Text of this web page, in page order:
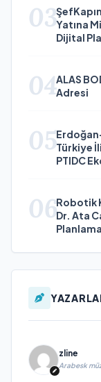
03Yatına
Dijital
04ALAS
Adresi
05Türkiye
PTIDC
06Robotik
Dr. Ata
Planlama
zline
Arabesk